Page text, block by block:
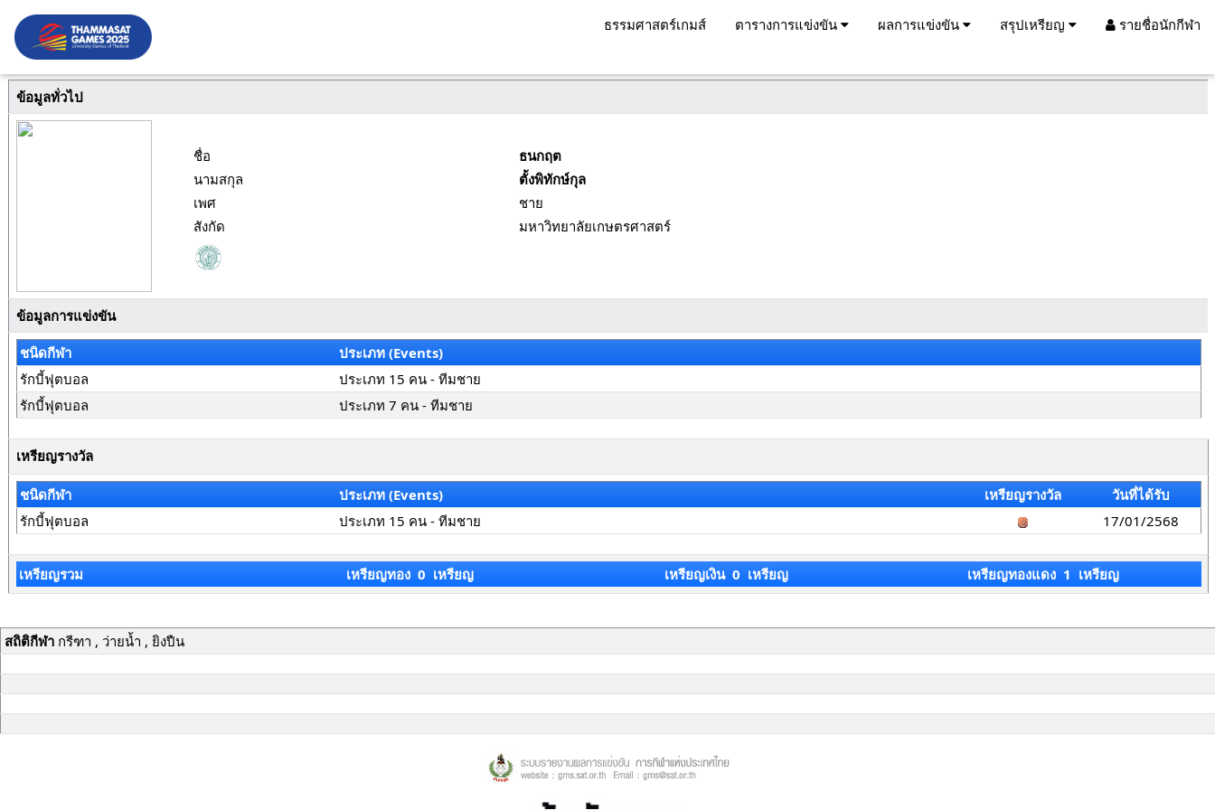
ธรรมศาสตร์เกมส์ ตารางการแข่งขัน ผลการแข่งขัน สรุปเหรียญ รายชื่อนักกีฬา
ข้อมูลทั่วไป
ชื่อ
ธนกฤต
นามสกุล
ตั้งพิทักษ์กุล
เพศ
ชาย
สังกัด
มหาวิทยาลัยเกษตรศาสตร์
ข้อมูลการแข่งขัน
ชนิดกีฬา
ประเภท (Events)
รักบี้ฟุตบอล
ประเภท 15 คน - ทีมชาย
รักบี้ฟุตบอล
ประเภท 7 คน - ทีมชาย
เหรียญรางวัล
ชนิดกีฬา ประเภท (Events) เหรียญรางวัล
วันที่ได้รับ
รักบี้ฟุตบอล
ประเภท 15 คน - ทีมชาย 17/01/2568
เหรียญรวม เหรียญทอง 0 เหรียญ เหรียญเงิน 0 เหรียญ เหรียญทองแดง 1 เหรียญ
สถิติกีฬากรีฑา , ว่ายน้ำ , ยิงปืน